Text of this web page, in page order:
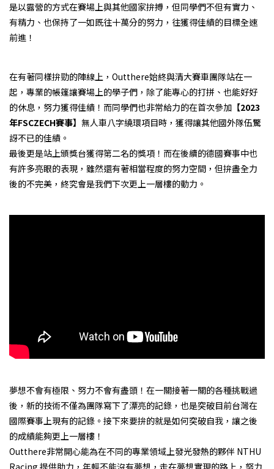
是以露營的方式在賽場上與其他國家拚搏，但同學們不但有實力、
有精力、也保持了一如既往十萬分的努力，往獲得佳績的目標全速
前進！
在有著同樣拚勁的陣線上，Outthere始終與清大賽車團隊站在一
起，專業的帳篷讓賽場上的學子們，除了能專心的打拼、也能好好
的休息，努力獲得佳績！而同學們也非常給力的在首次參加 【2023
年FSCZECH賽事】 無人車八字繞環項目時，獲得讓其他國外隊伍驚
訝不已的佳績。
最後更是站上頒獎台獲得第二名的獎項！而在後續的德國賽事中也
有許多亮眼的表現，雖然還有著相當程度的努力空間，但拚盡全力
後的不完美，終究會是我們下次更上一層樓的動力。
夢想不會有極限、努力不會有盡頭！在一關接著一關的各種挑戰過
後，新的技術不僅為團隊寫下了漂亮的記錄，也是突破目前台灣在
國際賽事上現有的記錄。接下來要拚的就是如何突破自我，讓之後
的成績能夠更上一層樓！
Outthere非常開心能為在不同的專業領域上發光發熱的夥伴 NTHU
Racing 提供助力，年輕不能沒有夢想，走在夢想實現的路上，努力